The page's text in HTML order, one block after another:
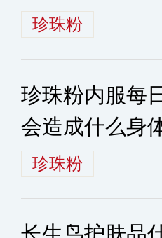
珍珠粉
珍珠粉内服每
会造成什么身
珍珠粉